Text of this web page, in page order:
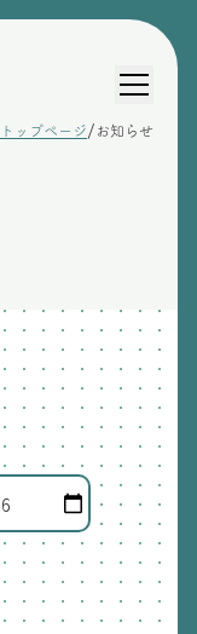
トップページ/ お知らせ